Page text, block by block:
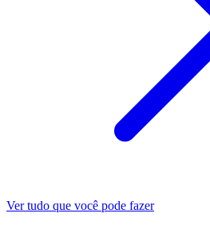
Ver tudo que você pode fazer